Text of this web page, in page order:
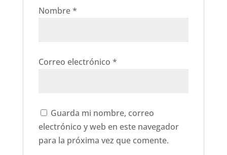
Nombre*
Correo electrónico *
Guarda mi nombre, correo
electrónico y web en este navegador
para la próxima vez que comente.